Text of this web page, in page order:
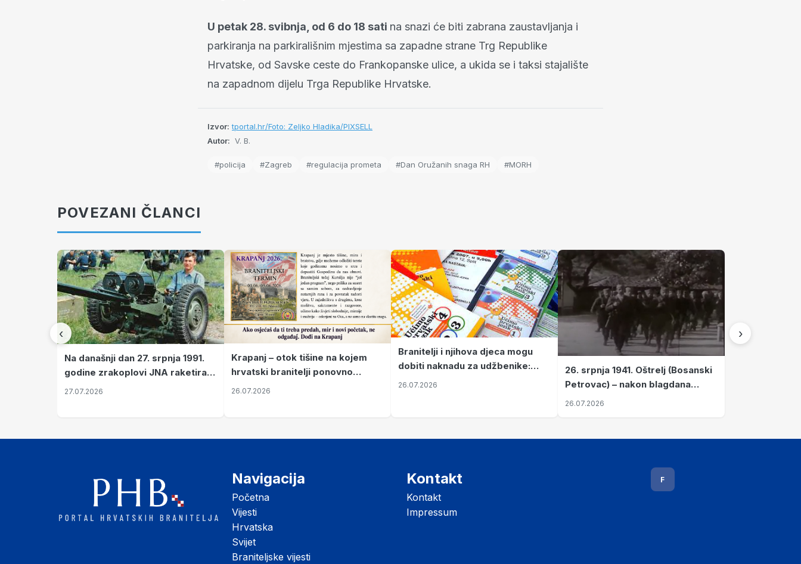
U petak 28. svibnja, od 6 do 18 sati na snazi će biti zabrana zaustavljanja i
parkiranja na parkirališnim mjestima sa zapadne strane Trg Republike
Hrvatske, od Savske ceste do Frankopanske ulice, a ukida se i taksi stajalište
na zapadnom dijelu Trga Republike Hrvatske.
Izvor: tportal.hr/Foto: Zeljko Hladika/PIXSELL
Autor: V. B.
#policija #Zagreb #regulacija prometa #Dan Oružanih snaga RH #MORH
POVEZANI ČLANCI
‹
Na današnji dan 27. srpnja 1991.
godine zrakoplovi JNA raketirali
su vojarnu i obučni centar "Nikola
27.07.2026
Krapanj – otok tišine na kojem
hrvatski branitelji ponovno
pronalaze mir
26.07.2026
Branitelji i njihova djeca mogu
dobiti naknadu za udžbenike:
zahtjevi se podnose do 31.
26.07.2026
26. srpnja 1941. Oštrelj (Bosanski
Petrovac) – nakon blagdana
Svete Ane izvršen napad srpskih
26.07.2026
›
Navigacija
Početna
Vijesti
Hrvatska
Svijet
Braniteljske vijesti
Kontakt
Kontakt
Impressum
F